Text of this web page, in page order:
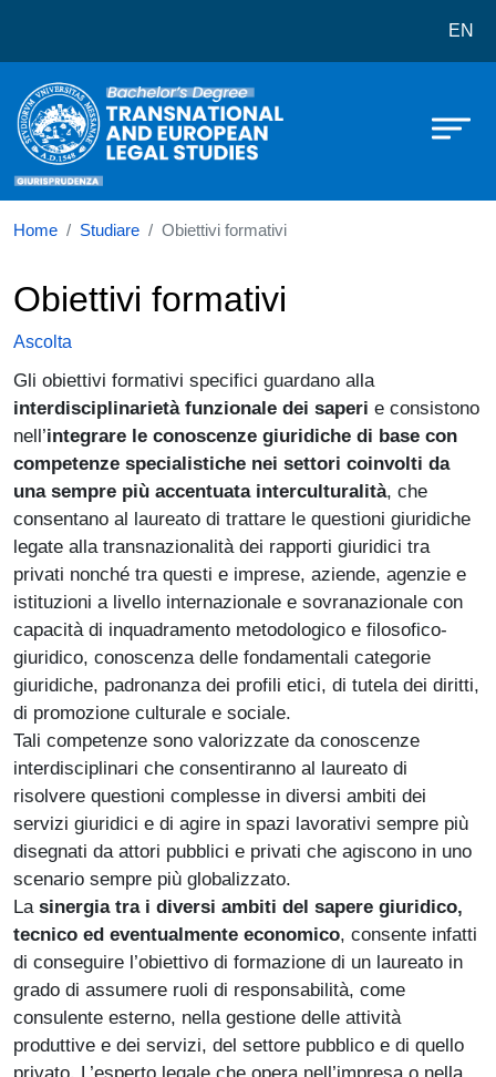
Corso di laurea in L-14 EN
Home Studiare Obiettivi formativi
Obiettivi formativi
Ascolta
Gli obiettivi formativi specifici guardano alla
interdisciplinarietà funzionale dei saperi e consistono
nell’integrare le conoscenze giuridiche di base con
competenze specialistiche nei settori coinvolti da
una sempre più accentuata interculturalità, che
consentano al laureato di trattare le questioni giuridiche
legate alla transnazionalità dei rapporti giuridici tra
privati nonché tra questi e imprese, aziende, agenzie e
istituzioni a livello internazionale e sovranazionale con
capacità di inquadramento metodologico e filosofico-
giuridico, conoscenza delle fondamentali categorie
giuridiche, padronanza dei profili etici, di tutela dei diritti,
di promozione culturale e sociale.
Tali competenze sono valorizzate da conoscenze
interdisciplinari che consentiranno al laureato di
risolvere questioni complesse in diversi ambiti dei
servizi giuridici e di agire in spazi lavorativi sempre più
disegnati da attori pubblici e privati che agiscono in uno
scenario sempre più globalizzato.
La sinergia tra i diversi ambiti del sapere giuridico,
tecnico ed eventualmente economico, consente infatti
di conseguire l’obiettivo di formazione di un laureato in
grado di assumere ruoli di responsabilità, come
consulente esterno, nella gestione delle attività
produttive e dei servizi, del settore pubblico e di quello